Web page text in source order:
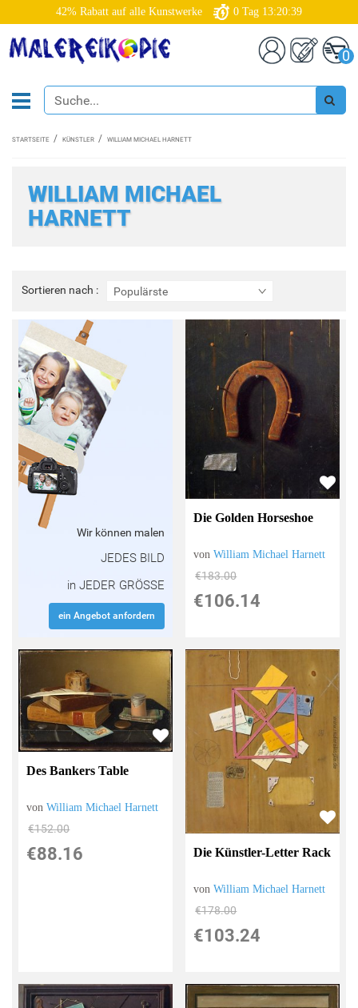
42% Rabatt auf alle Kunstwerke 0 Tag 13:20:39
0
STARTSEITE KÜNSTLER WILLIAM MICHAEL HARNETT
WILLIAM MICHAEL
HARNETT
Sortieren nach : Populärste
Sortieren
nach
Wir können malen
JEDES BILD
in JEDER GRÖSSE
ein Angebot anfordern
Die Golden Horseshoe
vonWilliam Michael Harnett
€183.00
€106.14
Des Bankers Table
vonWilliam Michael Harnett
€152.00
€88.16 Die Künstler-Letter Rack
vonWilliam Michael Harnett
€178.00
€103.24